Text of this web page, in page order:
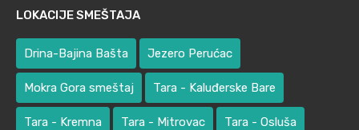
LOKACIJE SMEŠTAJA
Drina-Bajina Bašta Jezero Perućac
Mokra Gora smeštaj Tara - Kaluđerske Bare
Tara - Kremna Tara - Mitrovac Tara - Osluša